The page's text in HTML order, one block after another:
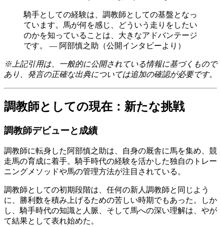
騎手としての経験は、調教師としての基盤となっ
ています。馬が何を感じ、どういう走りをしたい
のかを知っていることは、大きなアドバンテージ
です。 ― 阿部慎之助（公開インタビーより）
※上記引用は、一般的に公開されている情報に基づくもので
あり、発言の正確な出典については追加の確認が必要です。
調教師としての現在：新たな挑戦
調教師デビューと成績
調教師に転身した阿部慎之助は、自身の厩舎に馬を集め、競
走馬の育成に着手。騎手時代の経験を活かした独自のトレー
ニングメソッドや馬の管理方法が注目されている。
調教師としての初期段階は、任何の新人調教師と同じよう
に、勝利数を積み上げるための苦しい時期でもあった。しか
し、騎手時代の知識と人脈、そして馬への深い理解は、やが
て結果として表れ始めた。